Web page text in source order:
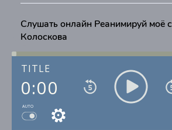
Слушать онлайн Реанимируй моё
Колоскова
TITLE
0:00
AUTO